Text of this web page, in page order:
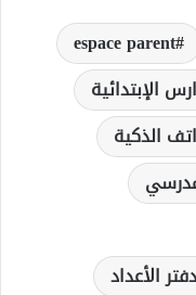
espace parent
الإبتدائية
الذكية
دفتر الأعداد